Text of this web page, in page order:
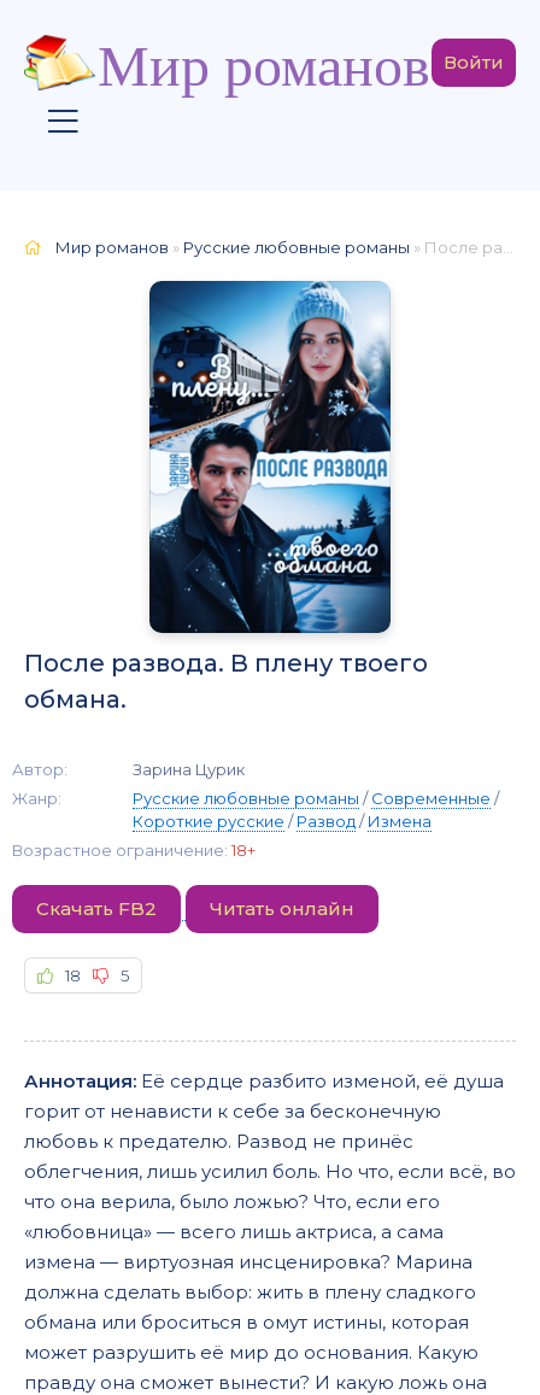
Мир романов Войти
Мир романов » Русские любовные романы » После развода. В плену твоего обмана.
После развода. В плену твоего
обмана.
Автор:
Зарина Цурик
Жанр:
Русские любовные романы /Современные /
Короткие русские /Развод /Измена
Возрастное ограничение: 18+
Скачать FB2 Читать онлайн
18 5
Аннотация: Её сердце разбито изменой, её душа
горит от ненависти к себе за бесконечную
любовь к предателю. Развод не принёс
облегчения, лишь усилил боль. Но что, если всё, во
что она верила, было ложью? Что, если его
«любовница» — всего лишь актриса, а сама
измена — виртуозная инсценировка? Марина
должна сделать выбор: жить в плену сладкого
обмана или броситься в омут истины, которая
может разрушить её мир до основания. Какую
правду она сможет вынести? И какую ложь она